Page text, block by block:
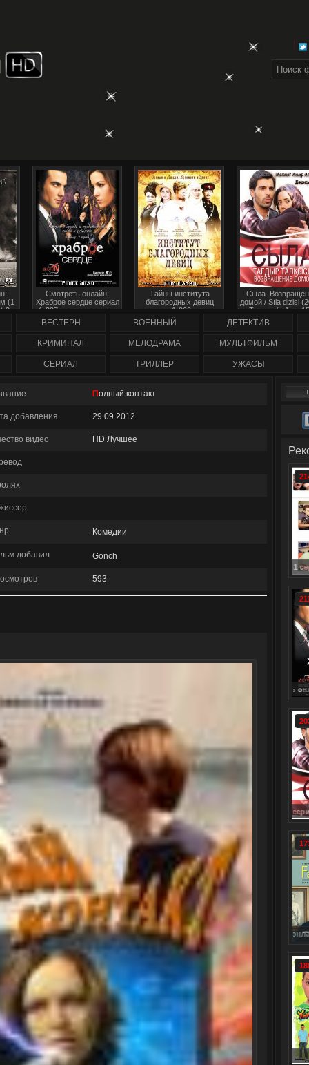
Полный контакт
добавления 29.09.2012
видео HD Лучшее
Комедии
добавил Gonch
593
Смотреть онлайн: Управление гневом (1 сезон
онлайн: Храброе сердце сериал 1-207 серия смотреть онлайн / Corazón
Тайны института благородных девиц сериал 1-260 серия
Смотреть онлайн: Оживший сериал (1 сезон полность) 2
онлайн: Семейное древо сериал 1-8 серия смотреть онлайн (2013) /
Смотреть онлайн: Тот, кто убивает (2013) сериал 1-6
ВЕСТЕРН ВОЕННЫЙ ДЕТЕКТИВ
КРИМИНАЛ МЕЛОДРАМА МУЛЬТФИЛЬМ
СЕРИАЛ ТРИЛЛЕР УЖАСЫ
(1
2
Смотреть онлайн:
Храброе сердце сериал
1-207 серия смотреть
онлайн / Corazón valiente
Тайны института
благородных девиц
сериал 1-260 серия
смотреть онлайн (2013)
Сыла.
домой / Sıla dizisi
Турция (с 1 по